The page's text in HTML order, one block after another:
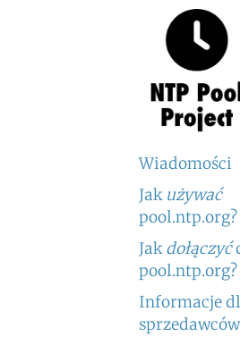
Wiadomości
Jak używać
pool.ntp.org?
Jakdołączyć
pool.ntp.org?
Informacje
sprzedawców